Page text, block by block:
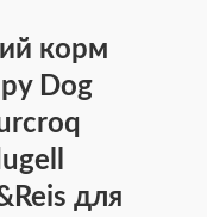
корм
Dog
для